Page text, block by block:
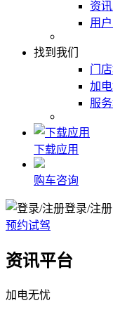
资
用
找到我们
门
加
服
下载应用
购车咨询
登录/注册
预约试驾
资讯平台
加电无忧